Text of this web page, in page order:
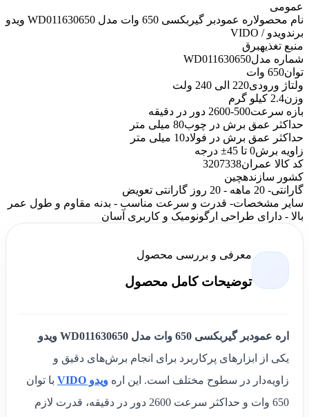
عمومی
نام محصولاره عمودبر گیربکسی 650 وات مدل WD011630650 ویدو
برندویدو / VIDO
منبع تغذیهبرق
شماره مدلWD011630650
توان650 وات
ولتاژ ورودی220 الی 240 ولت
وزن2.4 کیلو گرم
بازه سرعت500-2600 دور در دقیقه
حداکثر عمق برش در چوب80 میلی متر
حداکثر عمق برش در فولاد10 میلی متر
زاویه برش0 تا 45± درجه
کد کالا عمران3207338
کشور سازندهچین
گارانتی- 20 ماهه - 20 روز گارانتی تعویض
سایر مشخصات- قدرت و سرعت مناسب - بدنه مقاوم و طول عمر
بالا - دارای طراحی ارگونومیک و کاربری آسان
معرفی و بررسی محصول
توضیحات کامل محصول
اره عمودبر گیربکسی 650 وات مدل WD011630650 ویدو
یکی از ابزارهای پرکاربرد برای انجام برش‌های دقیق و
زاویه‌دار در سطوح مختلف است. این اره ویدو VIDO
با توان
650 وات و حداکثر سرعت 2600 دور در دقیقه، قدرت لازم